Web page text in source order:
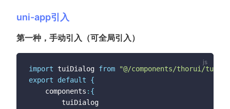
uni-app引入
第一种，手动引入（可全局引入）
import tuiDialog from
"@/components/thorui/tui-
export
default
{
	components
: {